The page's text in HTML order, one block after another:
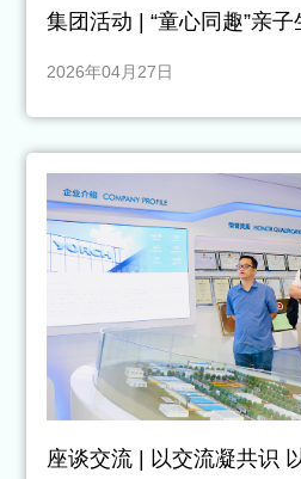
集团活动 | “童心同趣”亲子
2026年04月27日
座谈交流 | 以交流凝共识